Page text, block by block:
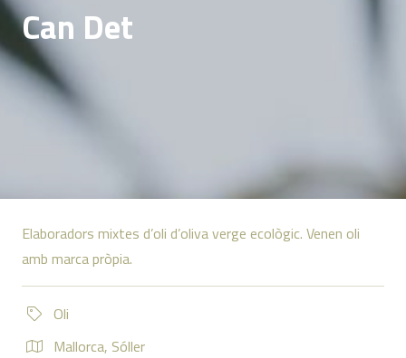
Can Det
Elaboradors mixtes d’oli d’oliva verge ecològic. Venen oli
amb marca pròpia.
Oli
Mallorca, Sóller